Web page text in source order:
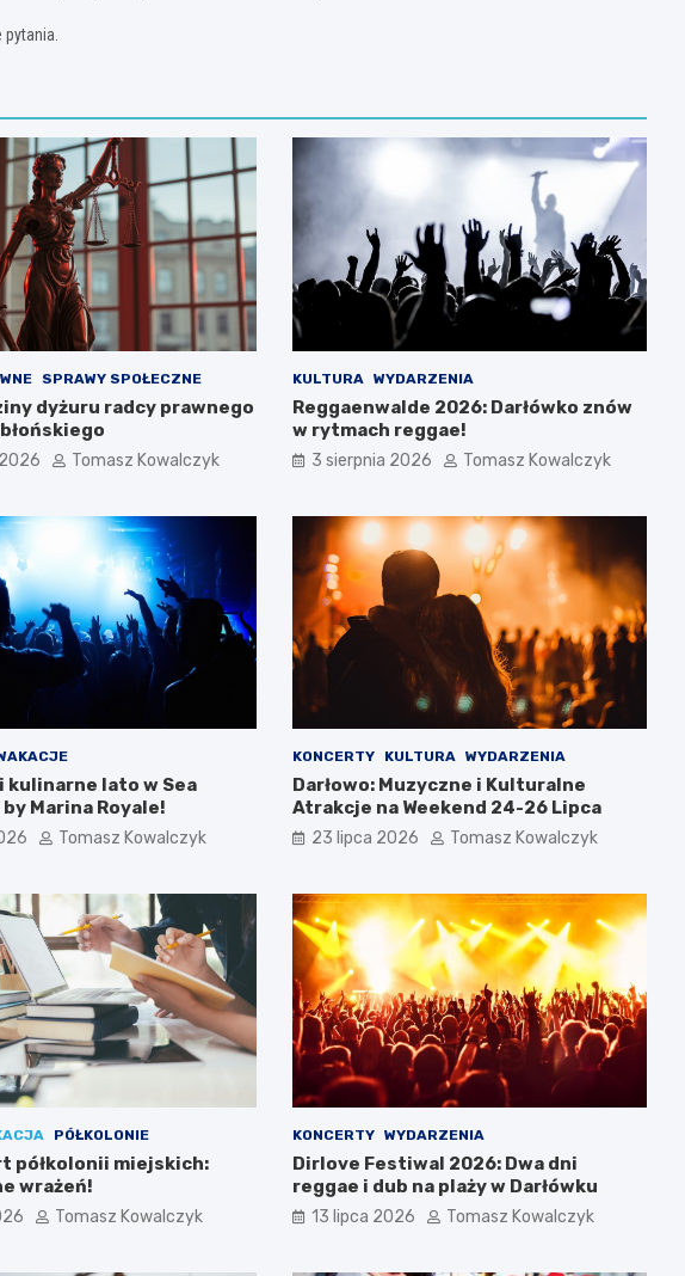
SPRAWY SPOŁECZNE
dyżuru radcy prawnego
Tomasz Kowalczyk
KULTURA WYDARZENIA
Reggaenwalde 2026: Darłówko znów
w rytmach reggae!
3 sierpnia 2026 Tomasz Kowalczyk
kulinarne lato w Sea
Marina Royale!
Tomasz Kowalczyk
KONCERTY KULTURA WYDARZENIA
Darłowo: Muzyczne i Kulturalne
Atrakcje na Weekend 24-26 Lipca
23 lipca 2026 Tomasz Kowalczyk
PÓŁKOLONIE
półkolonii miejskich:
wrażeń!
Tomasz Kowalczyk
KONCERTY WYDARZENIA
Dirlove Festiwal 2026: Dwa dni
reggae i dub na plaży w Darłówku
13 lipca 2026 Tomasz Kowalczyk